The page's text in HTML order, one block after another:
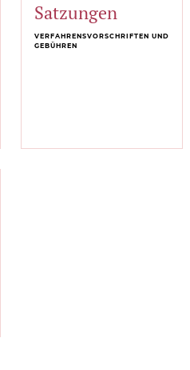
Satzungen
VERFAHRENSVORSCHRIFTEN UND
GEBÜHREN